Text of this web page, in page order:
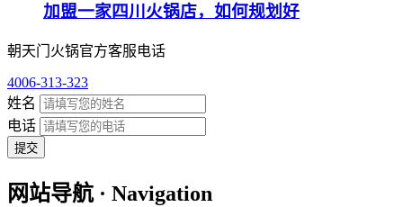
加盟一家四川火锅店，如何规划好
朝天门火锅官方客服电话
4006-313-323
姓名
电话
提交
网站导航 · Navigation